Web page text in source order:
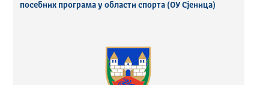
посебних програма у области спорта (ОУ Сјеница)